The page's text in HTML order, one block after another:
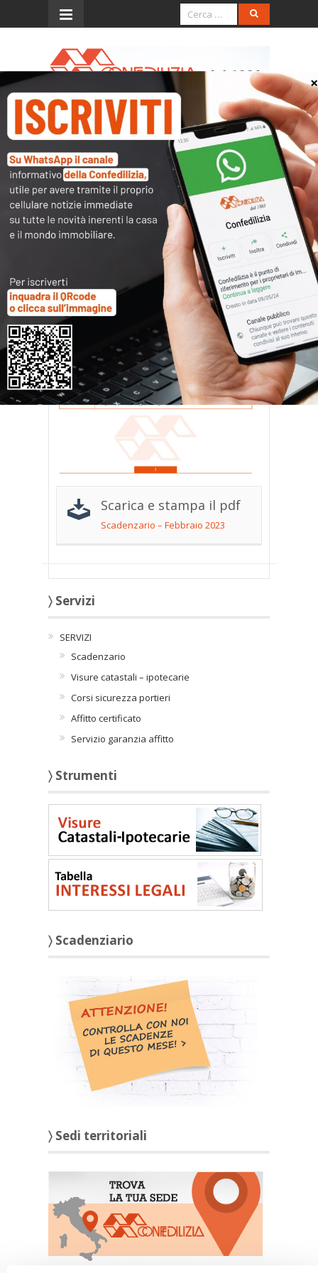
Menu
Scadenzario Febbraio
2023
Scarica e stampa il pdf
Scadenzario – Febbraio 2023
〉 Servizi
SERVIZI
Scadenzario
Visure catastali – ipotecarie
Corsi sicurezza portieri
Affitto certificato
Servizio garanzia affitto
〉 Strumenti
〉 Scadenziario
〉 Sedi territoriali